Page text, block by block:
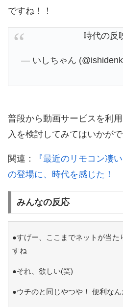
ですね！！
時代の反
— いしちゃん
普段から動画サービスを利
入を検討してみてはいかが
関連：
『最近のリモコン凄
の登場に、時代を感じた！
みんなの反応
●すげー、ここまでネットが当た
すね
●それ、欲しい(笑)
●ウチのと同じやつや！ 便利な